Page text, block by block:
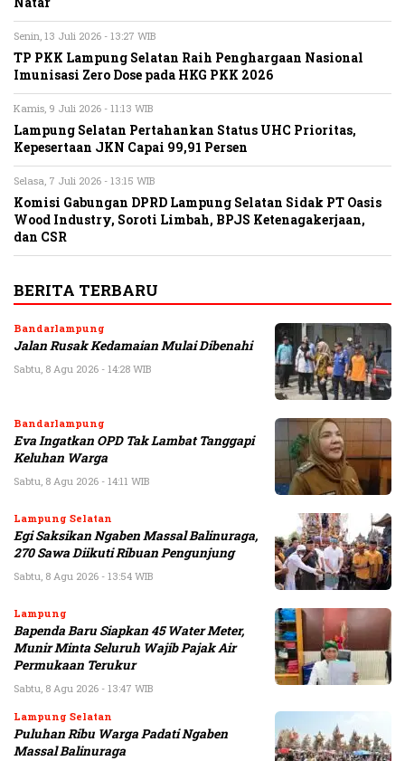
Senin, 13 Juli 2026 - 13:27 WIB
TP PKK Lampung Selatan Raih Penghargaan Nasional
Imunisasi Zero Dose pada HKG PKK 2026
Kamis, 9 Juli 2026 - 11:13 WIB
Lampung Selatan Pertahankan Status UHC Prioritas,
Kepesertaan JKN Capai 99,91 Persen
Selasa, 7 Juli 2026 - 13:15 WIB
Komisi Gabungan DPRD Lampung Selatan Sidak PT Oasis
Wood Industry, Soroti Limbah, BPJS Ketenagakerjaan,
dan CSR
BERITA TERBARU
Bandarlampung
Jalan Rusak Kedamaian Mulai Dibenahi
Sabtu, 8 Agu 2026 - 14:28 WIB
Bandarlampung
Eva Ingatkan OPD Tak Lambat Tanggapi
Keluhan Warga
Sabtu, 8 Agu 2026 - 14:11 WIB
Lampung Selatan
Egi Saksikan Ngaben Massal Balinuraga,
270 Sawa Diikuti Ribuan Pengunjung
Sabtu, 8 Agu 2026 - 13:54 WIB
Lampung
Bapenda Baru Siapkan 45 Water Meter,
Munir Minta Seluruh Wajib Pajak Air
Permukaan Terukur
Sabtu, 8 Agu 2026 - 13:47 WIB
Lampung Selatan
Puluhan Ribu Warga Padati Ngaben
Massal Balinuraga